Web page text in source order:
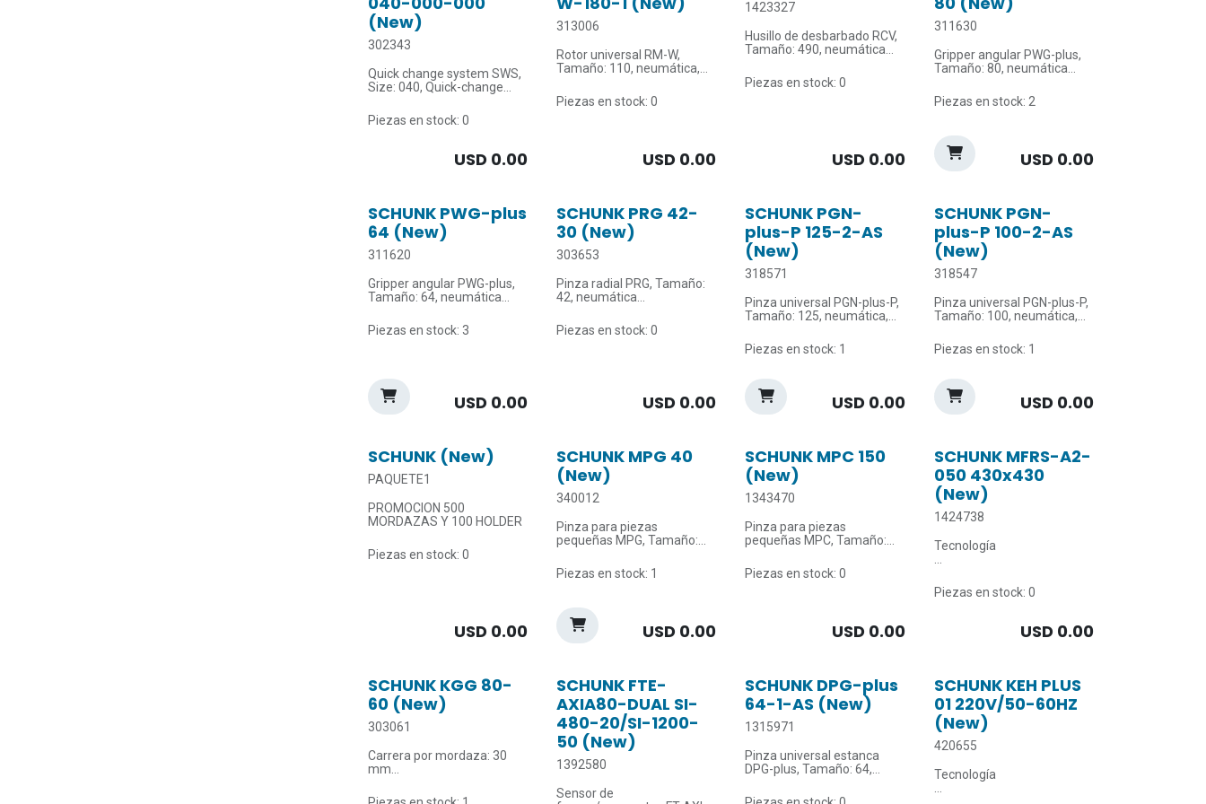
(New)
302343
Quick change system SWS,
Size: 040, Quick-change
Piezas en stock: 0
USD 0.00
313006
Rotor universal RM-W,
Tamaño: 110, neumática,
Versiones con
amortiguadores: 1, Ángulo
Piezas en stock: 0
USD 0.00
1423327
Husillo de desbarbado RCV,
Tamaño: 490, neumática
Compensación máx. X: ± 8.3
mm
Piezas en stock: 0
USD 0.00
311630
Gripper angular PWG-plus,
Tamaño: 80, neumática
Ángulo de apertura: 15 °
Par de cierre: 12.5 Nm
máx.: 90 °C
Piezas en stock: 2
USD 0.00
SCHUNK PWG-plus
64 (New)
311620
Gripper angular PWG-plus,
Tamaño: 64, neumática
Ángulo de apertura: 15 °
Par de cierre: 6.8 Nm
Piezas en stock: 3
USD 0.00
SCHUNK PRG 42-
30 (New)
303653
Pinza radial PRG, Tamaño:
42, neumática
Ángulo de apertura: 30 °
Par de cierre: 9.5 Nm
Piezas en stock: 0
USD 0.00
SCHUNK PGN-
plus-P 125-2-AS
(New)
318571
Pinza universal PGN-plus-P,
Tamaño: 125, neumática,
fuerza de agarre: AS
Fuerza de cierre: 4200 N
Temperatura ambiente
máx.: 90 °C
Piezas en stock: 1
USD 0.00
SCHUNK PGN-
plus-P 100-2-AS
(New)
318547
Pinza universal PGN-plus-P,
Tamaño: 100, neumática,
fuerza de agarre: AS
Fuerza de cierre: 2200 N
Temperatura ambiente
máx.: 90 °C
Piezas en stock: 1
USD 0.00
SCHUNK (New)
PAQUETE1
PROMOCION 500
MORDAZAS Y 100 HOLDER
Piezas en stock: 0
USD 0.00
SCHUNK MPG 40
(New)
340012
Pinza para piezas
pequeñas MPG, Tamaño:
Carrera por mordaza: 6 mm
Fuerza de apertura: 90 N
Temperatura ambiente
máx.: 90 °C
Piezas en stock: 1
USD 0.00
SCHUNK MPC 150
(New)
1343470
Pinza para piezas
pequeñas MPC, Tamaño:
Carrera por mordaza: 15
Temperatura ambiente
Piezas en stock: 0
USD 0.00
SCHUNK MFRS-A2-
050 430x430
(New)
1424738
Tecnología
estándar Características del
producto:
electropermanente
Tecnología: Poste cuadrado
Con indicación de estado
patentada en el mandril
magnético para la
visualización del estado de
sujeción (rojo/verde)
Sin bajo ciclo de
Datos técnicos:
Piezas en stock: 0
USD 0.00
SCHUNK KGG 80-
60 (New)
303061
Carrera por mordaza: 30
mm
Fuerza de apertura: 165 N
SCHUNK FTE-
AXIA80-DUAL SI-
480-20/SI-1200-
50 (New)
1392580
Sensor de
SCHUNK DPG-plus
64-1-AS (New)
1315971
Pinza universal estanca
DPG-plus, Tamaño: 64,
mantenimiento de la fuerza
SCHUNK KEH PLUS
01 220V/50-60HZ
(New)
420655
Tecnología